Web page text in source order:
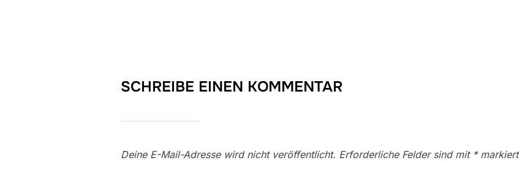
SCHREIBE EINEN KOMMENTAR
Deine E-Mail-Adresse wird nicht veröffentlicht. Erforderliche Felder sind mit *markiert